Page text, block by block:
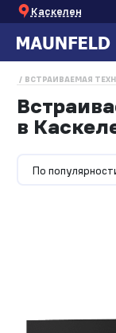
Каскелен
ВСТРАИВАЕМАЯ
в
По